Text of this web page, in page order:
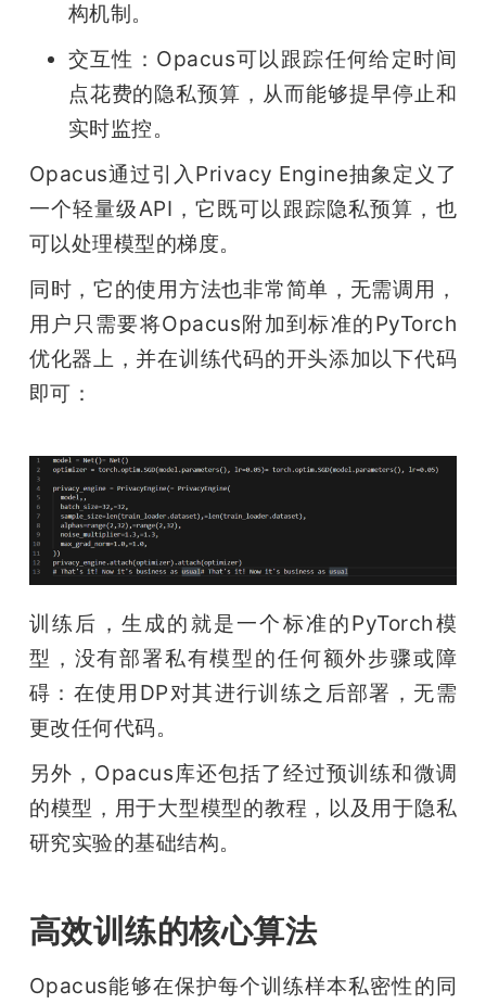
构机制。
交互性：Opacus可以跟踪任何给定时间
点花费的隐私预算，从而能够提早停止和
实时监控。
Opacus通过引入Privacy Engine抽象定义了
一个轻量级API，它既可以跟踪隐私预算，也
可以处理模型的梯度。
同时，它的使用方法也非常简单，无需调用，
用户只需要将Opacus附加到标准的PyTorch
优化器上，并在训练代码的开头添加以下代码
即可：
训练后，生成的就是一个标准的PyTorch模
型，没有部署私有模型的任何额外步骤或障
碍：在使用DP对其进行训练之后部署，无需
更改任何代码。
另外，Opacus库还包括了经过预训练和微调
的模型，用于大型模型的教程，以及用于隐私
研究实验的基础结构。
高效训练的核心算法
Opacus能够在保护每个训练样本私密性的同